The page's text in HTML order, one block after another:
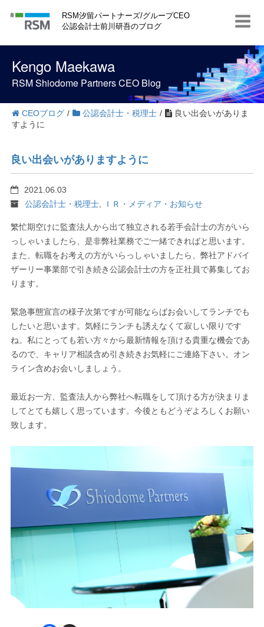
t
RSM汐留パートナーズ/グループCEO
公認会計士前川研吾のブログ
Kengo Maekawa
RSM Shiodome Partners CEO Blog
CEOブログ / 公認会計士・税理士 /
良い出会いがありま
すように
良い出会いがありますように
2021.06.03
公認会計士・税理士, ＩＲ・メディア・お知らせ
繁忙期空けに監査法人から出て独立される若手会計士の方がいら
っしゃいましたら、是非弊社業務でご一緒できればと思います。
また、転職をお考えの方がいらっしゃいましたら、弊社アドバイ
ザーリー事業部で引き続き公認会計士の方を正社員で募集してお
ります。
緊急事態宣言の様子次第ですが可能ならばお会いしてランチでも
したいと思います。気軽にランチも誘えなくて寂しい限りです
ね。私にとっても若い方々から最新情報を頂ける貴重な機会であ
るので、キャリア相談含め引き続きお気軽にご連絡下さい。オン
ライン含めお会いしましょう。
最近お一方、監査法人から弊社へ転職をして頂ける方が決まりま
してとても嬉しく思っています。今後ともどうぞよろしくお願い
致します。